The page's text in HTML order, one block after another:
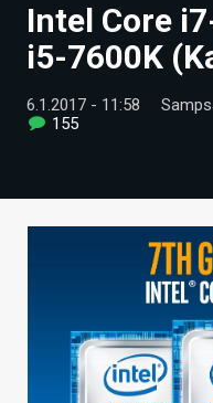
UUTISET
VIDEOT
TIETOA
VAIHDA TEEMA
Intel Core
i5-7600K
6.1.2017 - 11:58
155